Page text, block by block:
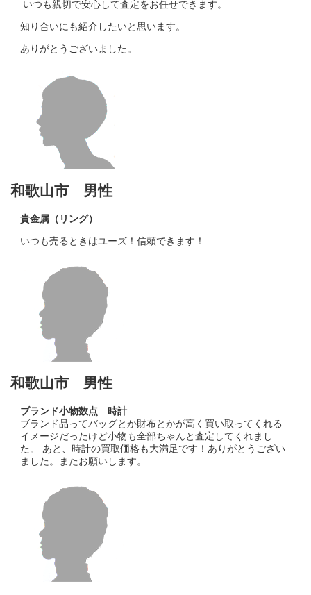
いつも親切で安心して査定をお任せできます。
知り合いにも紹介したいと思います。
ありがとうございました。
和歌山市 男性
貴金属（リング）
いつも売るときはユーズ！信頼できます！
和歌山市 男性
ブランド小物数点 時計
ブランド品ってバッグとか財布とかが高く買い取ってくれる
イメージだったけど小物も全部ちゃんと査定してくれまし
た。 あと、時計の買取価格も大満足です！ありがとうござい
ました。またお願いします。